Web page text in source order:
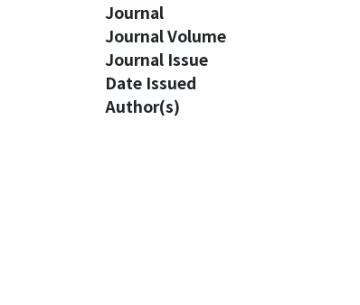
Journal
Journal Volume
Journal Issue
Date Issued
Author(s)